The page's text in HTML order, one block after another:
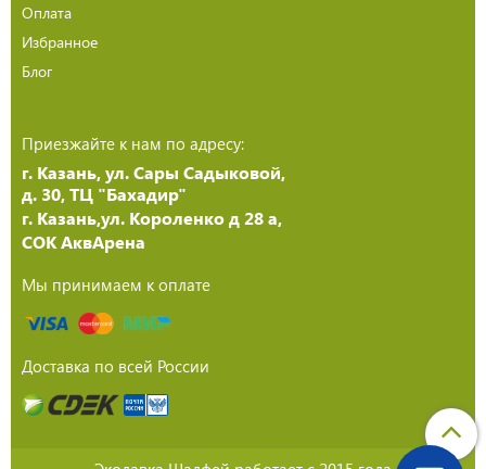
Оплата
Избранное
Блог
Приезжайте к нам по адресу:
г. Казань, ул. Сары Садыковой,
д. 30, ТЦ "Бахадир"
г. Казань,ул. Короленко д 28 а,
СОК АквАрена
Мы принимаем к оплате
Доставка по всей России